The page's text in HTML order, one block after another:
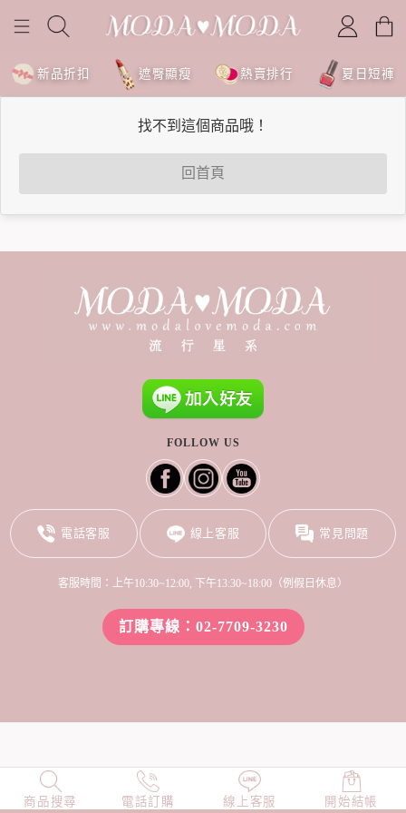
新品折扣 遮臀顯瘦 熱賣排行 夏日短褲
找不到這個商品哦！
回首頁
商品搜尋 電話訂購 線上客服 開始結帳
NEW 店長精選 TOP100 小編穿搭
FOLLOW US
電話客服 線上客服 常見問題
客服時間：上午10:30~12:00, 下午13:30~18:00（例假日休息）
訂購專線：02-7709-3230